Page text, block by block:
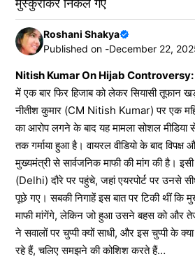
मुस्कुराकर निकल गए
Roshani Shakya
Published on -December 22,
Nitish Kumar On Hijab Controversy:
में एक बार फिर हिजाब को लेकर सियासी तूफान
नीतीश कुमार (CM Nitish Kumar) पर एक
का आरोप लगने के बाद यह मामला सोशल मीडिया
तक गर्माया हुआ है। वायरल वीडियो के बाद
मुख्यमंत्री से सार्वजनिक माफी की मांग की है। इसी
(Delhi) दौरे पर पहुंचे, जहां एयरपोर्ट पर उनसे
पूछे गए। सबकी निगाहें इस बात पर टिकी थीं कि
माफी मांगेंगे, लेकिन जो हुआ उसने बहस को और
ने सवालों पर चुप्पी क्यों साधी, और इस चुप्पी के
रहे हैं, चलिए समझने की कोशिश करते हैं…